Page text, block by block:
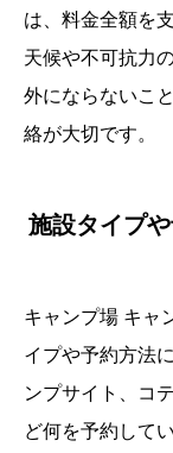
は、料金全額を
天候や不可抗力
外にならないこ
絡が大切です。
施設タイプ
キャンプ場 キャ
イプや予約方法
ンプサイト、コ
ど何を予約して